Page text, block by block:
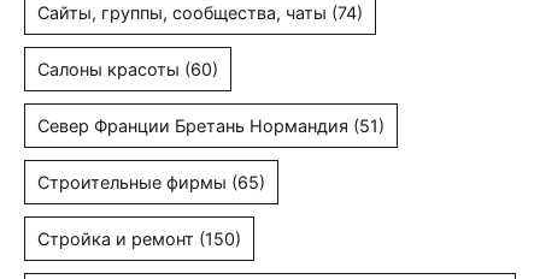
Сайты, группы, сообщества, чаты (74)
Салоны красоты (60)
Север Франции Бретань Нормандия (51)
Строительные фирмы (65)
Стройка и ремонт (150)